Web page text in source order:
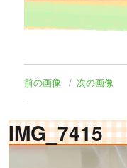
前の画像 次の画像
IMG_7415